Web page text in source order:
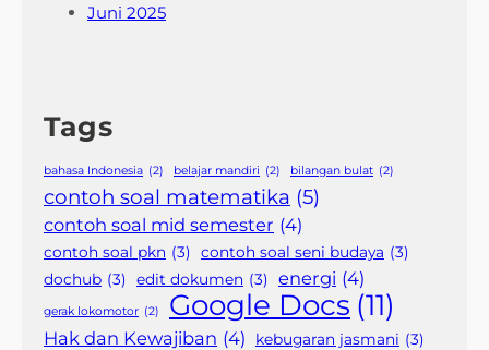
Juni 2025
Tags
bahasa Indonesia (2) belajar mandiri (2) bilangan bulat (2)
contoh soal matematika (5)
contoh soal mid semester (4)
contoh soal pkn (3) contoh soal seni budaya (3)
dochub (3) edit dokumen (3) energi (4)
gerak lokomotor (2) Google Docs (11)
Hak dan Kewajiban (4) kebugaran jasmani (3)